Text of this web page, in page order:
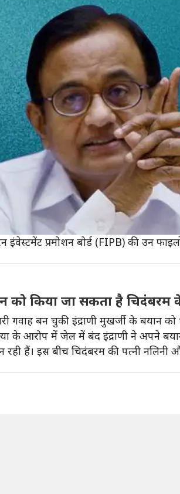
तीन घंटे चली चिदंबरम से
pm
किए गए कांग्रेस नेता पी
पेश किया गया और सुनवाई शुरू हो चुकी
की हिरासत की मांग की जाएगी।
हुई कोई पूछताछ
पूरी रात कोई पूछताछ नहीं की गई।
चिदंबरम ने जांच में सहयोग नहीं किया है।
प्रमोशन बोर्ड (FIPB) की उन
को किया जा सकता है
गवाह बन चुकी इंद्राणी मुखर्जी के बयान
के आरोप में जेल में बंद इंद्राणी ने अपने
रही हैं। इस बीच चिदंबरम की पत्नी नलिनी